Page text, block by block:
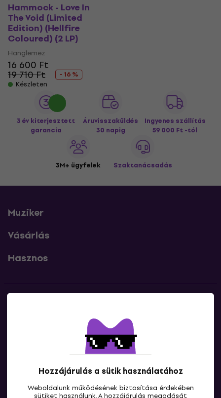
Hozzájárulás a sütik használatához
Weboldalunk működésének biztosítása érdekében
sütiket használunk. A hozzájárulás megadását
Hammock - Love In
The Void (Limited
Edition) (Hellfire
Coloured) (2 LP)
Hanglemez
16 600 Ft
19 710 Ft
- 16 %
Készleten
3 év kiterjesztett
garancia
Áruvisszaküldés
30 napig
Ingyenes szállítás
59 000 Ft -tól
3M+ ügyfelek Szaktanácsadás
Muziker
Vásárlás
Hasznos
Lépj kapcsolatba velünk